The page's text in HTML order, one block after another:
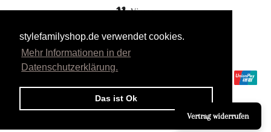
stylefamilyshop.de verwendet cookies.
Mehr Informationen in der
Datenschutzerklärung.
Das ist Ok
Vimeo
© 2026,Stylefamilyshop.de Stylefamily GmbH
Powered by Shopify
Vertrag widerrufen